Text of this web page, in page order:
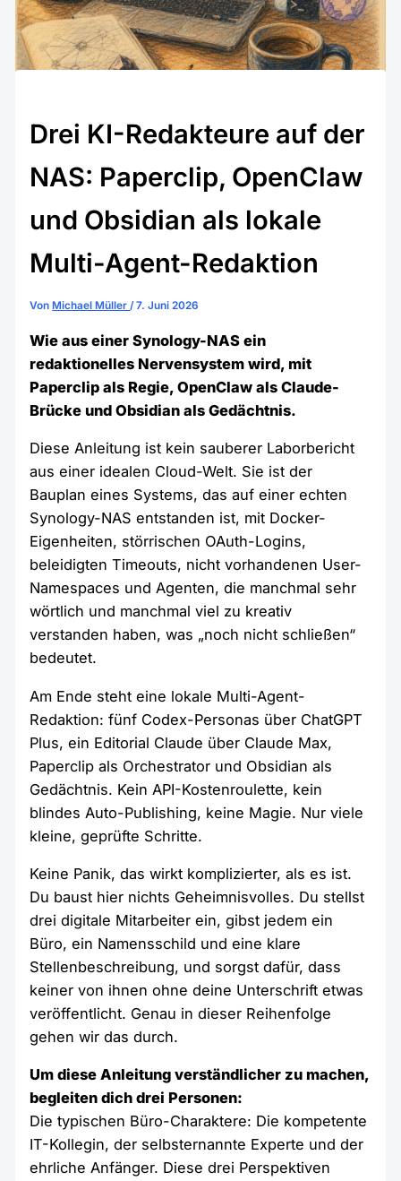
Drei KI-Redakteure auf der
NAS: Paperclip, OpenClaw
und Obsidian als lokale
Multi-Agent-Redaktion
Von Michael Müller/7. Juni 2026
Wie aus einer Synology-NAS ein
redaktionelles Nervensystem wird, mit
Paperclip als Regie, OpenClaw als Claude-
Brücke und Obsidian als Gedächtnis.
Diese Anleitung ist kein sauberer Laborbericht
aus einer idealen Cloud-Welt. Sie ist der
Bauplan eines Systems, das auf einer echten
Synology-NAS entstanden ist, mit Docker-
Eigenheiten, störrischen OAuth-Logins,
beleidigten Timeouts, nicht vorhandenen User-
Namespaces und Agenten, die manchmal sehr
wörtlich und manchmal viel zu kreativ
verstanden haben, was „noch nicht schließen“
bedeutet.
Am Ende steht eine lokale Multi-Agent-
Redaktion: fünf Codex-Personas über ChatGPT
Plus, ein Editorial Claude über Claude Max,
Paperclip als Orchestrator und Obsidian als
Gedächtnis. Kein API-Kostenroulette, kein
blindes Auto-Publishing, keine Magie. Nur viele
kleine, geprüfte Schritte.
Keine Panik, das wirkt komplizierter, als es ist.
Du baust hier nichts Geheimnisvolles. Du stellst
drei digitale Mitarbeiter ein, gibst jedem ein
Büro, ein Namensschild und eine klare
Stellenbeschreibung, und sorgst dafür, dass
keiner von ihnen ohne deine Unterschrift etwas
veröffentlicht. Genau in dieser Reihenfolge
gehen wir das durch.
Um diese Anleitung verständlicher zu machen,
begleiten dich drei Personen:
Die typischen Büro-Charaktere: Die kompetente
IT-Kollegin, der selbsternannte Experte und der
ehrliche Anfänger. Diese drei Perspektiven